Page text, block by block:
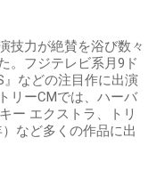
技力が絶賛を浴び数々
。フジテレビ系月9ド
』などの注目作に出演
リーCMでは、ハーバ
ー エクストラ、トリ
など多くの作品に出